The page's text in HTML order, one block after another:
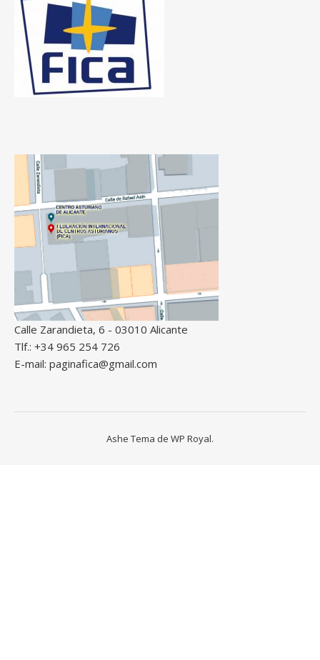
Calle Zarandieta, 6 - 03010 Alicante
Tlf.: +34 965 254 726
E-mail: paginafica@gmail.com
Ashe Tema de WP Royal.